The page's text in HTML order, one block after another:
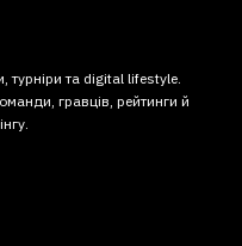
турніри та digital lifestyle.
гравців, рейтинги й